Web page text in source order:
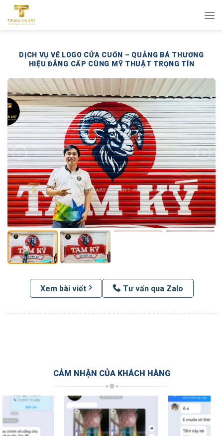
qua
DỊCH VỤ VẼ LOGO CỬA CUỐN – QUẢNG BÁ THƯƠNG
HIỆU ĐẲNG CẤP CÙNG MỸ THUẬT TRỌNG TÍN
Xem bài viết Tư vấn qua Zalo
CẢM NHẬN CỦA KHÁCH HÀNG